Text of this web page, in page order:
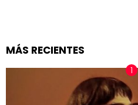
MÁS RECIENTES